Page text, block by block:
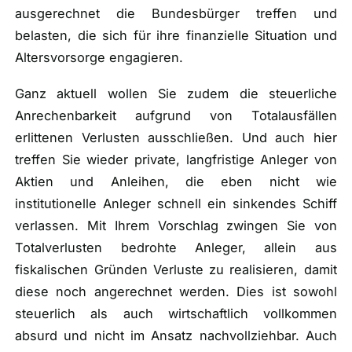
ausgerechnet die Bundesbürger treffen und
belasten, die sich für ihre finanzielle Situation und
Altersvorsorge engagieren.
Ganz aktuell wollen Sie zudem die steuerliche
Anrechenbarkeit aufgrund von Totalausfällen
erlittenen Verlusten ausschließen. Und auch hier
treffen Sie wieder private, langfristige Anleger von
Aktien und Anleihen, die eben nicht wie
institutionelle Anleger schnell ein sinkendes Schiff
verlassen. Mit Ihrem Vorschlag zwingen Sie von
Totalverlusten bedrohte Anleger, allein aus
fiskalischen Gründen Verluste zu realisieren, damit
diese noch angerechnet werden. Dies ist sowohl
steuerlich als auch wirtschaftlich vollkommen
absurd und nicht im Ansatz nachvollziehbar. Auch